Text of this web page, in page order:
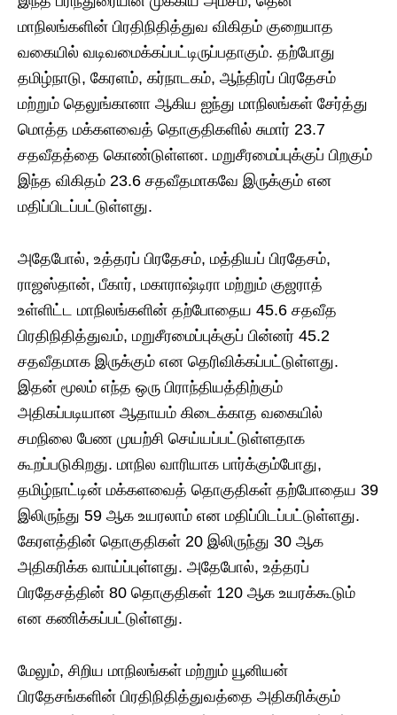
மாநிலங்களின் பிரதிநிதித்துவ விகிதம் குறையாத
வகையில் வடிவமைக்கப்பட்டிருப்பதாகும். தற்போது
தமிழ்நாடு, கேரளம், கர்நாடகம், ஆந்திரப் பிரதேசம்
மற்றும் தெலுங்கானா ஆகிய ஐந்து மாநிலங்கள் சேர்த்து
மொத்த மக்களவைத் தொகுதிகளில் சுமார் 23.7
சதவீதத்தை கொண்டுள்ளன. மறுசீரமைப்புக்குப் பிறகும்
இந்த விகிதம் 23.6 சதவீதமாகவே இருக்கும் என
மதிப்பிடப்பட்டுள்ளது.
அதேபோல், உத்தரப் பிரதேசம், மத்தியப் பிரதேசம்,
ராஜஸ்தான், பீகார், மகாராஷ்டிரா மற்றும் குஜராத்
உள்ளிட்ட மாநிலங்களின் தற்போதைய 45.6 சதவீத
பிரதிநிதித்துவம், மறுசீரமைப்புக்குப் பின்னர் 45.2
சதவீதமாக இருக்கும் என தெரிவிக்கப்பட்டுள்ளது.
இதன் மூலம் எந்த ஒரு பிராந்தியத்திற்கும்
அதிகப்படியான ஆதாயம் கிடைக்காத வகையில்
சமநிலை பேண முயற்சி செய்யப்பட்டுள்ளதாக
கூறப்படுகிறது. மாநில வாரியாக பார்க்கும்போது,
தமிழ்நாட்டின் மக்களவைத் தொகுதிகள் தற்போதைய 39
இலிருந்து 59 ஆக உயரலாம் என மதிப்பிடப்பட்டுள்ளது.
கேரளத்தின் தொகுதிகள் 20 இலிருந்து 30 ஆக
அதிகரிக்க வாய்ப்புள்ளது. அதேபோல், உத்தரப்
பிரதேசத்தின் 80 தொகுதிகள் 120 ஆக உயரக்கூடும்
என கணிக்கப்பட்டுள்ளது.
மேலும், சிறிய மாநிலங்கள் மற்றும் யூனியன்
பிரதேசங்களின் பிரதிநிதித்துவத்தை அதிகரிக்கும்